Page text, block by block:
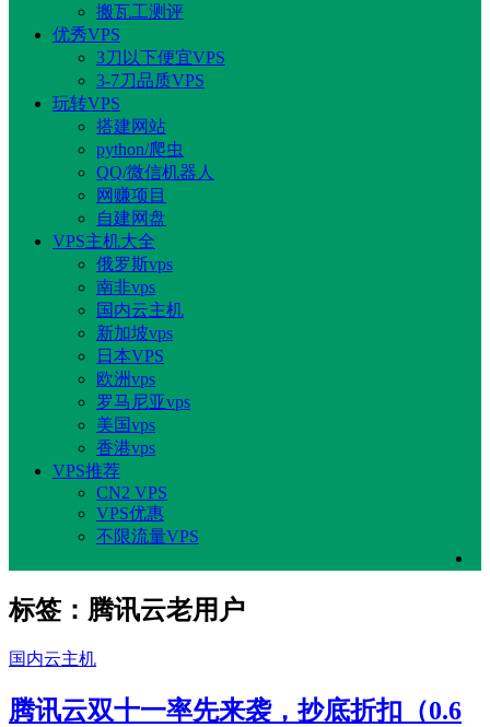
搬瓦工测评
优秀VPS
3刀以下便宜VPS
3-7刀品质VPS
玩转VPS
搭建网站
python/爬虫
QQ/微信机器人
网赚项目
自建网盘
VPS主机大全
俄罗斯vps
南非vps
国内云主机
新加坡vps
日本VPS
欧洲vps
罗马尼亚vps
美国vps
香港vps
VPS推荐
CN2 VPS
VPS优惠
不限流量VPS
标签：腾讯云老用户
国内云主机
腾讯云双十一率先来袭，抄底折扣（0.6